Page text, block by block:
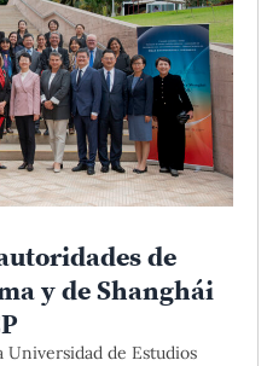
de
y de Shanghái
Universidad de Estudios